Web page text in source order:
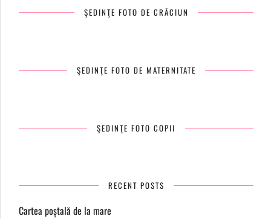
ŞEDINŢE FOTO DE CRĂCIUN
ŞEDINŢE FOTO DE MATERNITATE
ŞEDINŢE FOTO COPII
RECENT POSTS
Cartea poștală de la mare